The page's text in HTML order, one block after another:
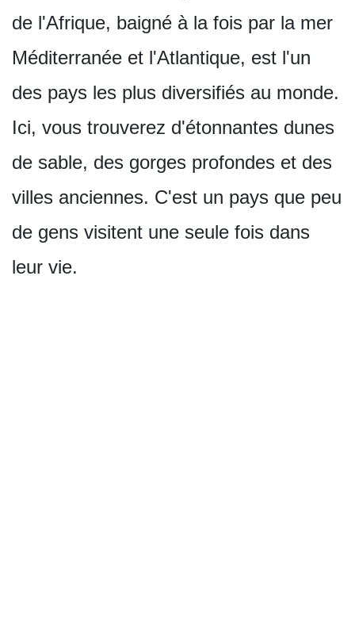
de l'Afrique, baigné à la fois par la mer
Méditerranée et l'Atlantique, est l'un
des pays les plus diversifiés au monde.
Ici, vous trouverez d'étonnantes dunes
de sable, des gorges profondes et des
villes anciennes. C'est un pays que peu
de gens visitent une seule fois dans
leur vie.